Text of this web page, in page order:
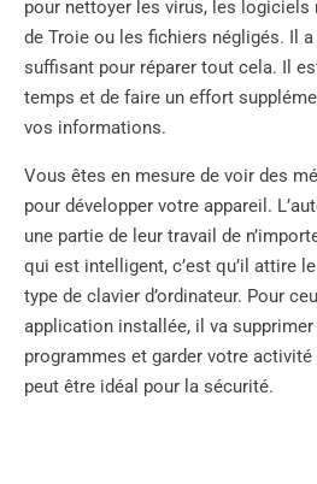
pour nettoyer les virus, les logiciels
de Troie ou les fichiers négligés. Il
suffisant pour réparer tout cela. Il
temps et de faire un effort
vos informations.
Vous êtes en mesure de voir des
pour développer votre appareil.
une partie de leur travail de
qui est intelligent, c’est qu’il attire
type de clavier d’ordinateur. Pour
application installée, il va
programmes et garder votre
peut être idéal pour la sécurité.